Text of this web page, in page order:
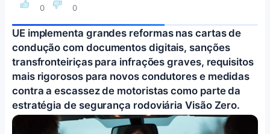
0 0
UE implementa grandes reformas nas cartas de
condução com documentos digitais, sanções
transfronteiriças para infrações graves, requisitos
mais rigorosos para novos condutores e medidas
contra a escassez de motoristas como parte da
estratégia de segurança rodoviária Visão Zero.